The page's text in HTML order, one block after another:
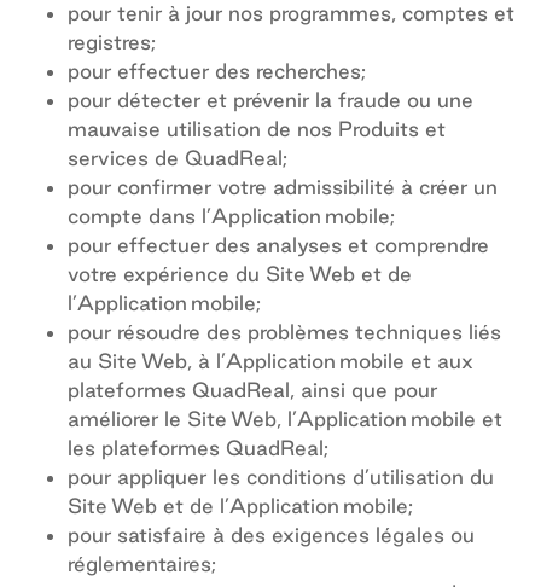
pour tenir à jour nos programmes, comptes et
registres;
pour effectuer des recherches;
pour détecter et prévenir la fraude ou une
mauvaise utilisation de nos Produits et
services de QuadReal;
pour confirmer votre admissibilité à créer un
compte dans l’Application mobile;
pour effectuer des analyses et comprendre
votre expérience du Site Web et de
l’Application mobile;
pour résoudre des problèmes techniques liés
au Site Web, à l’Application mobile et aux
plateformes QuadReal, ainsi que pour
améliorer le Site Web, l’Application mobile et
les plateformes QuadReal;
pour appliquer les conditions d’utilisation du
Site Web et de l’Application mobile;
pour satisfaire à des exigences légales ou
réglementaires;